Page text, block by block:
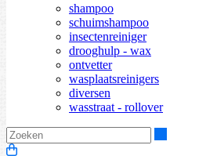
shampoo
schuimshampoo
insectenreiniger
drooghulp - wax
ontvetter
wasplaatsreinigers
diversen
wasstraat - rollover